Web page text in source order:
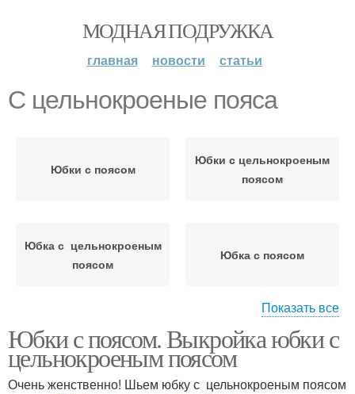
МОДНАЯ ПОДРУЖКА
главная новости статьи
С цельнокроеные пояса
Юбки с поясом
Юбки с цельнокроеным
поясом
Юбка с цельнокроеным
поясом
Юбка с поясом
Пояса для прямой
Показать все
Юбки с поясом. Выкройка юбки с
цельнокроеным поясом
Очень женственно! Шьем юбку с цельнокроеным поясом